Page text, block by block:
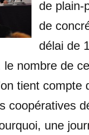
de plain-
de
délai de
nombre de
tient compte
coopératives
une